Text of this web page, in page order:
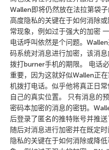
Wallen即将仍然放在法拉第袋
高度隐私的关键在于如何消除
常现象，例如过于强大的加密
电话呼叫依然是个问题。
码系统对消息进行加密，该消
拨打burner手机的期限。 电话
重要，因为这就好似Wallen正
机拨打电话。似乎他将真正日
自己的真实位置。 只有消息的
密码本加密的消息的密钥。
后登录了匿名的推特账号并推
随后对消息进行加密并在既定
隐私的关键在于如何消除或降